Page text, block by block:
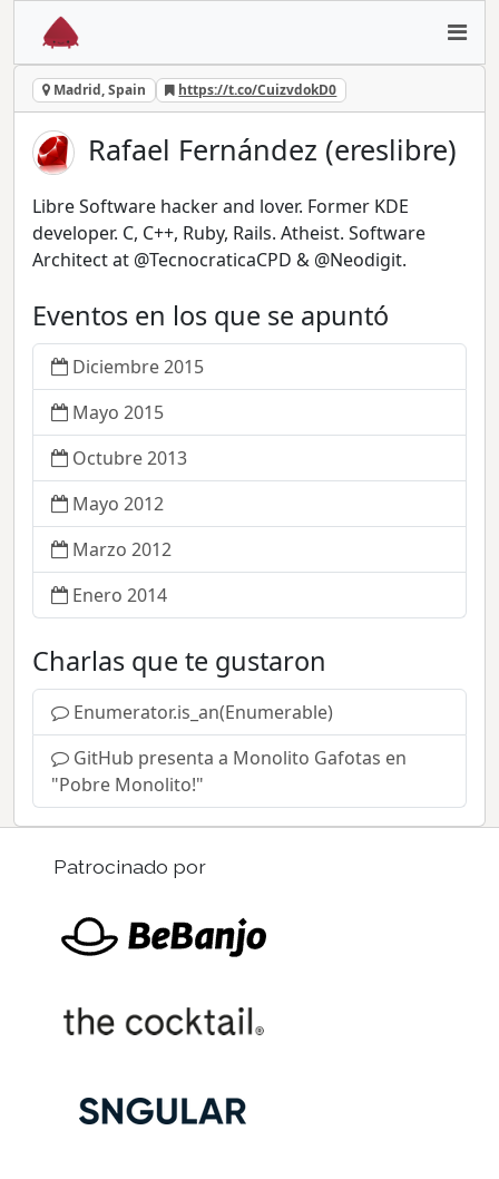
Madrid, Spain https://t.co/CuizvdokD0
Rafael Fernández (ereslibre)
Libre Software hacker and lover. Former KDE
developer. C, C++, Ruby, Rails. Atheist. Software
Architect at @TecnocraticaCPD & @Neodigit.
Eventos en los que se apuntó
Diciembre 2015
Mayo 2015
Octubre 2013
Mayo 2012
Marzo 2012
Enero 2014
Charlas que te gustaron
Enumerator.is_an(Enumerable)
GitHub presenta a Monolito Gafotas en
"Pobre Monolito!"
Patrocinado por